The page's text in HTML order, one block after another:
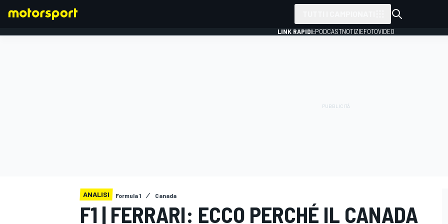
LINK RAPIDI:PODCASTNOTIZIEFOTOVIDEO
ANALISI Formula 1 Canada
F1 | FERRARI: ECCO PERCHÉ IL CANADA